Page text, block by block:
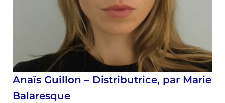
Anaïs Guillon – Distributrice, par Marie
Balaresque